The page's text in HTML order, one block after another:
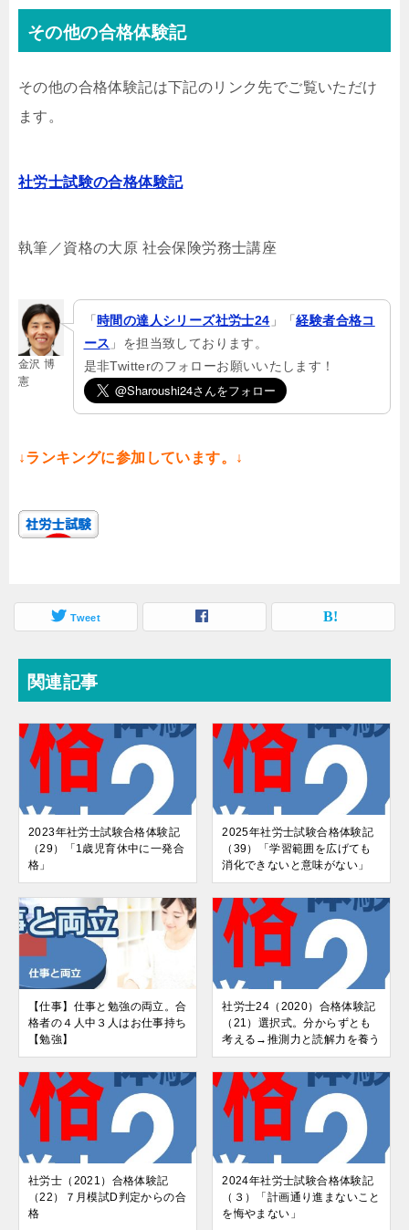
その他の合格体験記
その他の合格体験記は下記のリンク先でご覧いただけ
ます。
社労士試験の合格体験記
執筆／資格の大原 社会保険労務士講座
金沢 博
憲
「 時間の達人シリーズ社労士24 」「経験者合格コ
ース 」を担当致しております。
是非Twitterのフォローお願いいたします！
↓ランキングに参加しています。↓
Tweet
関連記事
2023年社労士試験合格体験記
（29）「1歳児育休中に一発合
格」
2025年社労士試験合格体験記
（39）「学習範囲を広げても
消化できないと意味がない」
【仕事】仕事と勉強の両立。合
格者の４人中３人はお仕事持ち
【勉強】
社労士24（2020）合格体験記
（21）選択式。分からずとも
考える→推測力と読解力を養う
社労士（2021）合格体験記
（22）７月模試D判定からの合
格
2024年社労士試験合格体験記
（３）「計画通り進まないこと
を悔やまない」